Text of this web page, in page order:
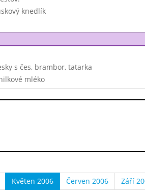
knedlík
s čes, brambor, tatarka
mléko
Květen 2006 Červen 2006 Září